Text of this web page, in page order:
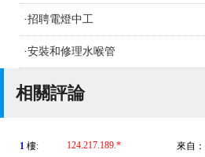
·招聘電燈中工
·安裝和修理水喉管
相關評論
1 樓: 124.217.189.* 來自：